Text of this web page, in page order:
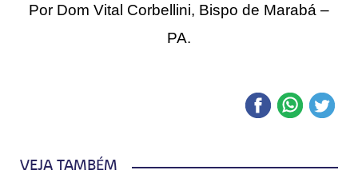
Por Dom Vital Corbellini, Bispo de Marabá –
PA.
VEJA TAMBÉM